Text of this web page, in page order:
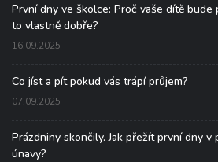
První dny ve školce: Proč vaše dítě bude
to vlastně dobře?
16.09.2025
Co jíst a pít pokud vás trápí průjem?
07.09.2025
Prázdniny skončily. Jak přežít první dny
únavy?